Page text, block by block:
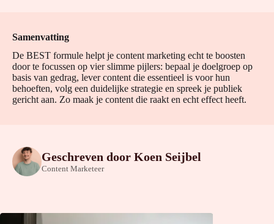
Samenvatting
De BEST formule helpt je content marketing echt te boosten
door te focussen op vier slimme pijlers: bepaal je doelgroep op
basis van gedrag, lever content die essentieel is voor hun
behoeften, volg een duidelijke strategie en spreek je publiek
gericht aan. Zo maak je content die raakt en echt effect heeft.
Geschreven door Koen Seijbel
Content Marketeer